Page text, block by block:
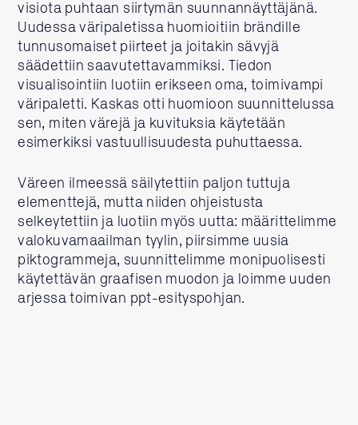
visiota puhtaan siirtymän suunnannäyttäjänä.
Uudessa väripaletissa huomioitiin brändille
tunnusomaiset piirteet ja joitakin sävyjä
säädettiin saavutettavammiksi. Tiedon
visualisointiin luotiin erikseen oma, toimivampi
väripaletti. Kaskas otti huomioon suunnittelussa
sen, miten värejä ja kuvituksia käytetään
esimerkiksi vastuullisuudesta puhuttaessa.
Väreen ilmeessä säilytettiin paljon tuttuja
elementtejä, mutta niiden ohjeistusta
selkeytettiin ja luotiin myös uutta: määrittelimme
valokuvamaailman tyylin, piirsimme uusia
piktogrammeja, suunnittelimme monipuolisesti
käytettävän graafisen muodon ja loimme uuden
arjessa toimivan ppt-esityspohjan.